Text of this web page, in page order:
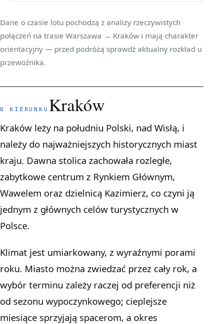
Dane o czasie lotu pochodzą z analizy rzeczywistych
połączeń na trasie Warszawa → Kraków i mają charakter
orientacyjny — przed podróżą sprawdź aktualny rozkład u
przewoźnika.
O KIERUNKU Kraków
Kraków leży na południu Polski, nad Wisłą, i
należy do najważniejszych historycznych miast
kraju. Dawna stolica zachowała rozległe,
zabytkowe centrum z Rynkiem Głównym,
Wawelem oraz dzielnicą Kazimierz, co czyni ją
jednym z głównych celów turystycznych w
Polsce.
Klimat jest umiarkowany, z wyraźnymi porami
roku. Miasto można zwiedzać przez cały rok, a
wybór terminu zależy raczej od preferencji niż
od sezonu wypoczynkowego; cieplejsze
miesiące sprzyjają spacerom, a okres